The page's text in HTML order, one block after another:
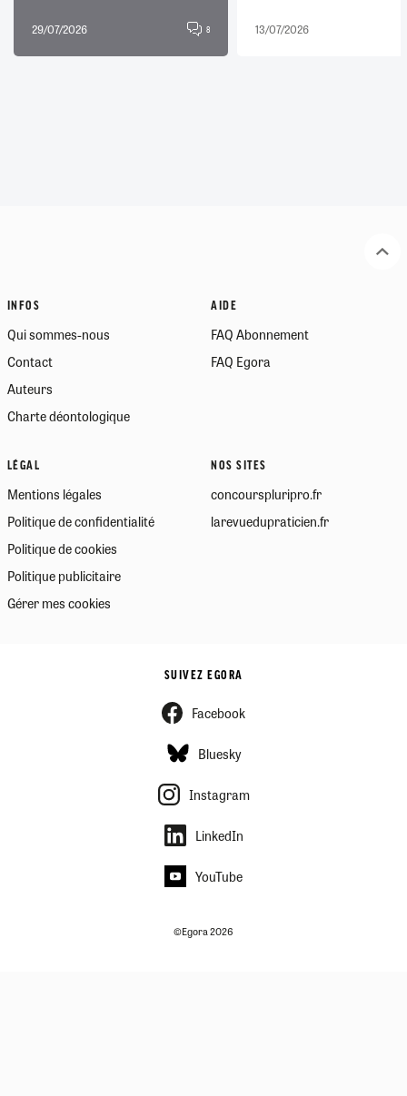
29/07/2026 8 13/07/2026
INFOS
Qui sommes-nous
Contact
Auteurs
Charte déontologique
AIDE
FAQ Abonnement
FAQ Egora
LÉGAL
Mentions légales
Politique de confidentialité
Politique de cookies
Politique publicitaire
Gérer mes cookies
NOS SITES
concourspluripro.fr
larevuedupraticien.fr
SUIVEZ EGORA
Facebook
Bluesky
Instagram
LinkedIn
YouTube
©Egora 2026